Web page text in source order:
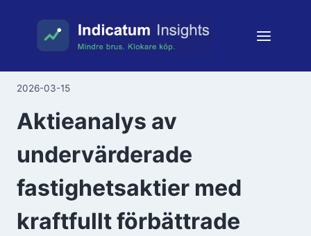
content
2026-03-15
Aktieanalys av
undervärderade
fastighetsaktier med
kraftfullt förbättrade